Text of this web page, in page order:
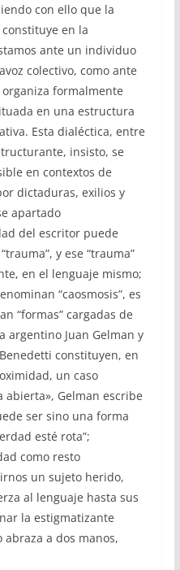
con ello que la
en la
ante un individuo
colectivo, como ante
formalmente
en una estructura
Esta dialéctica, entre
insisto, se
en contextos de
dictaduras, exilios y
apartado
del escritor puede
y ese “trauma”
en el lenguaje mismo;
“caosmosis”, es
“formas” cargadas de
argentino Juan Gelman y
constituyen, en
un caso
abierta», Gelman escribe
ser sino una forma
esté rota”;
como resto
un sujeto herido,
al lenguaje hasta sus
la estigmatizante
a dos manos,